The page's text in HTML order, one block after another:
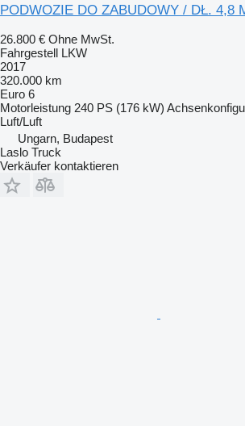
PODWOZIE DO ZABUDOWY / DŁ. 4,8
26.800 € Ohne MwSt.
Fahrgestell LKW
2017
320.000 km
Euro 6
Motorleistung 240 PS (176 kW)
Luft/Luft
Ungarn, Budapest
Laslo Truck
Verkäufer kontaktieren